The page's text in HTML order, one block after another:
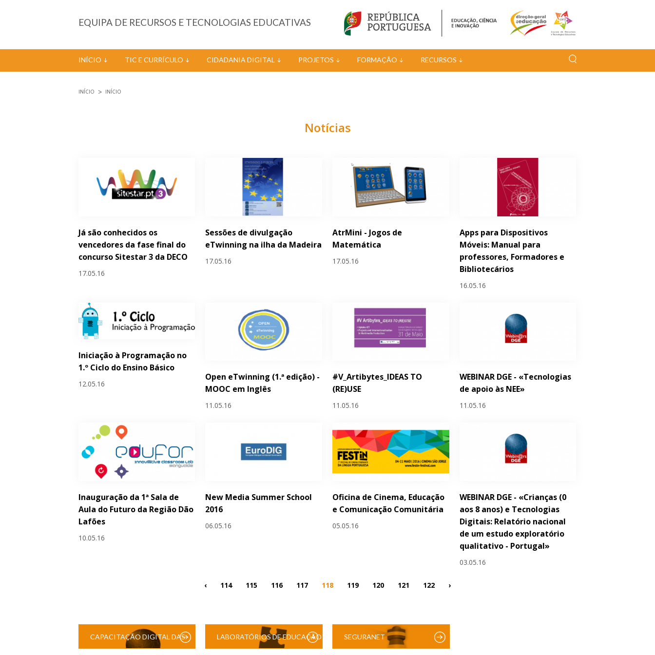
EQUIPA DE RECURSOS E TECNOLOGIAS EDUCATIVAS
INÍCIO TIC E CURRÍCULO CIDADANIA DIGITAL PROJETOS FORMAÇÃO RECURSOS
INÍCIO INÍCIO
Notícias
Já são conhecidos os
vencedores da fase final do
concurso Sitestar 3 da DECO
17.05.16
Sessões de divulgação
eTwinning na ilha da Madeira
17.05.16
AtrMini - Jogos de
Matemática
17.05.16
Apps para Dispositivos
Móveis: Manual para
professores, Formadores e
Bibliotecários
16.05.16
Iniciação à Programação no
1.º Ciclo do Ensino Básico
12.05.16
Open eTwinning (1.ª edição) -
MOOC em Inglês
11.05.16
#V_Artibytes_IDEAS TO
(RE)USE
11.05.16
WEBINAR DGE - «Tecnologias
de apoio às NEE»
11.05.16
Inauguração da 1ª Sala de
Aula do Futuro da Região Dão
Lafões
10.05.16
New Media Summer School
2016
06.05.16
Oficina de Cinema, Educação
e Comunicação Comunitária
05.05.16
WEBINAR DGE - «Crianças (0
aos 8 anos) e Tecnologias
Digitais: Relatório nacional
de um estudo exploratório
qualitativo - Portugal»
03.05.16
Páginas
‹ 114 115 116 117 118 119 120 121 122 ›
CAPACITAÇÃO DIGITAL DAS LABORATÓRIOS DE EDUCAÇÃO SEGURANET